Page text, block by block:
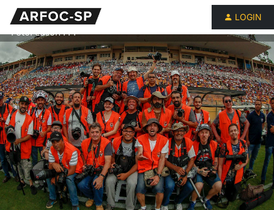
LOGIN
Foto: Edson FPF